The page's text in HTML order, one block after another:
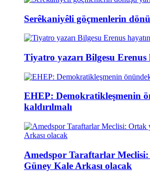
Serêkaniyêli göçmenlerin
Tiyatro yazarı Bilgesu Erenus
EHEP: Demokratikleşmenin
kaldırılmalı
Amedspor Taraftarlar
Güney Kale Arkası olacak